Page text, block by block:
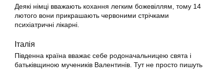
Деякі німці вважають кохання легким божевіллям, тому 14
лютого вони прикрашають червоними стрічками
психіатричні лікарні.
Італія
Південна країна вважає себе родоначальницею свята і
батьківщиною мучеників Валентинів. Тут не просто пишуть